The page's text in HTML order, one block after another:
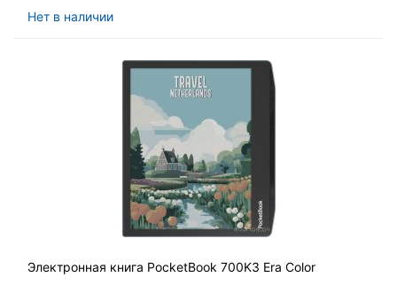
Нет в наличии
Электронная книга PocketBook 700K3 Era Color